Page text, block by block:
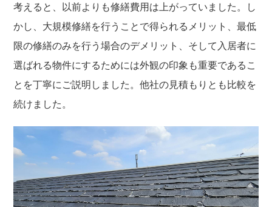
考えると、以前よりも修繕費用は上がっていました。し
かし、大規模修繕を行うことで得られるメリット、最低
限の修繕のみを行う場合のデメリット、そして入居者に
選ばれる物件にするためには外観の印象も重要であるこ
とを丁寧にご説明しました。他社の見積もりとも比較を
続けました。